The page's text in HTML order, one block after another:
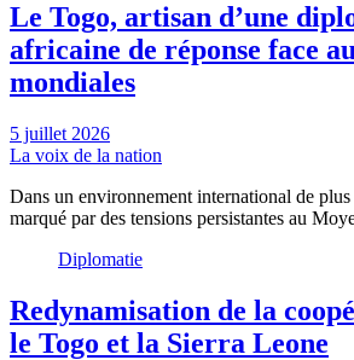
Le Togo, artisan d’une
africaine de réponse face
mondiales
5 juillet 2026
La voix de la nation
Dans un environnement international de
marqué par des tensions persistantes au
Diplomatie
Redynamisation de la
le Togo et la Sierra Leone